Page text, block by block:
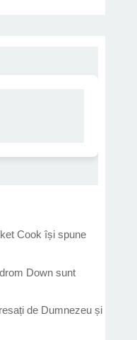
Cook își spune
Down sunt
de Dumnezeu și